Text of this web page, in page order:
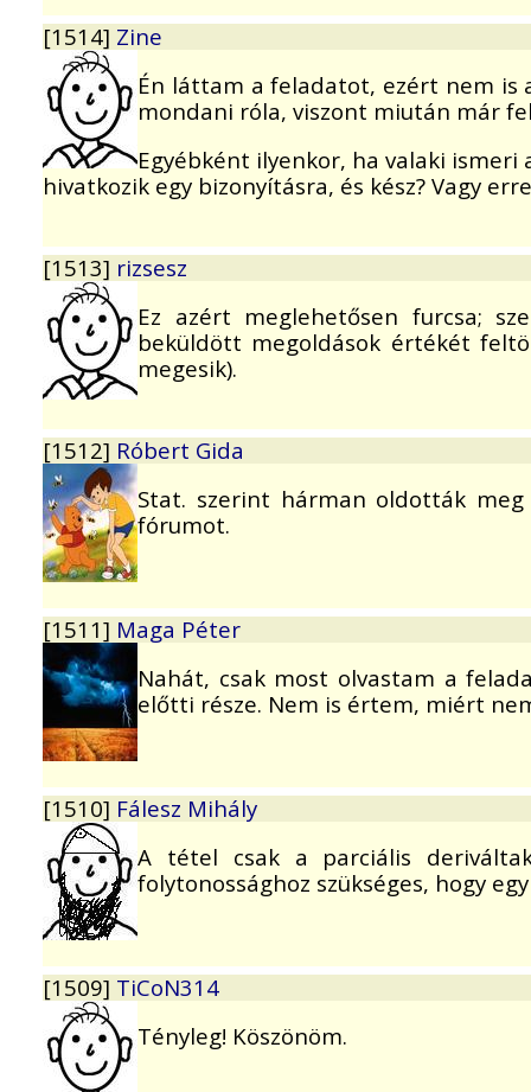
[1514] Zine
Én láttam a feladatot, ezért nem is
mondani róla, viszont miután már
Egyébként ilyenkor, ha valaki
hivatkozik egy bizonyításra, és kész? Vagy
[1513] rizsesz
Ez azért meglehetősen furcsa;
beküldött megoldások értékét
megesik).
[1512] Róbert Gida
Stat. szerint hárman oldották
fórumot.
[1511] Maga Péter
Nahát, csak most olvastam a
előtti része. Nem is értem, miért
[1510] Fálesz Mihály
A tétel csak a parciális
folytonossághoz szükséges, hogy
[1509] TiCoN314
Tényleg! Köszönöm.